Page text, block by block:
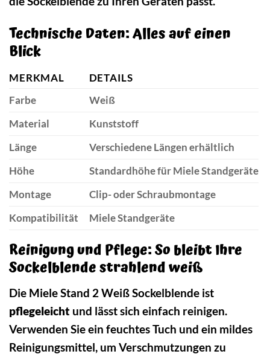
Technische Daten: Alles auf einen
Blick
MERKMAL
DETAILS
Farbe
Weiß
Material
Kunststoff
Länge
Verschiedene Längen erhältlich
Höhe
Standardhöhe für Miele Standgeräte
Montage
Clip- oder Schraubmontage
Kompatibilität
Miele Standgeräte
Reinigung und Pflege: So bleibt Ihre
Sockelblende strahlend weiß
Die Miele Stand 2 Weiß Sockelblende ist
pflegeleicht und lässt sich einfach reinigen.
Verwenden Sie ein feuchtes Tuch und ein mildes
Reinigungsmittel, um Verschmutzungen zu